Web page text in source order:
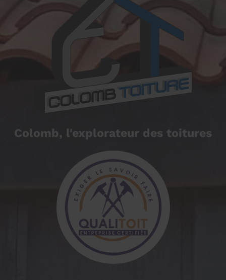
Colomb, l'explorateur des toitures